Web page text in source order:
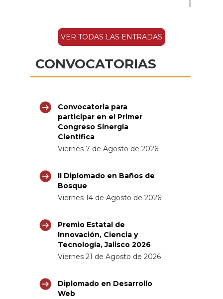
VER TODAS LAS ENTRADAS
CONVOCATORIAS
Convocatoria para
participar en el Primer
Congreso Sinergia
Científica
Viernes 7 de Agosto de 2026
II Diplomado en Baños de
Bosque
Viernes 14 de Agosto de 2026
Premio Estatal de
Innovación, Ciencia y
Tecnología, Jalisco 2026
Viernes 21 de Agosto de 2026
Diplomado en Desarrollo
Web